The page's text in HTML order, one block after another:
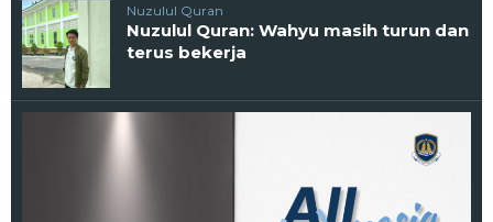
Nuzulul Quran
Nuzulul Quran: Wahyu masih turun dan
terus bekerja